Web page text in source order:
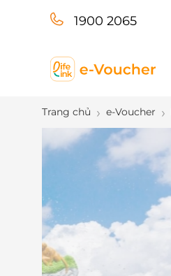
1900 2065
Trang chủ e-Voucher